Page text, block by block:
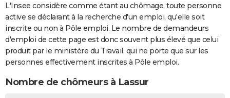
L'Insee considère comme étant au chômage, toute personne
active se déclarant à la recherche d'un emploi, qu'elle soit
inscrite ou non à Pôle emploi. Le nombre de demandeurs
d'emploi de cette page est donc souvent plus élevé que celui
produit par le ministère du Travail, qui ne porte que sur les
personnes effectivement inscrites à Pôle emploi.
Nombre de chômeurs à Lassur